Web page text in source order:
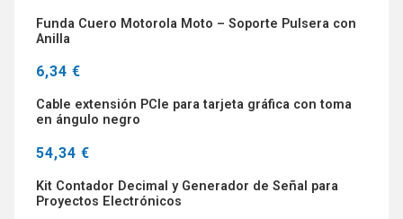
Funda Cuero Motorola Moto – Soporte Pulsera con
Anilla
6,34 €
Cable extensión PCIe para tarjeta gráfica con toma
en ángulo negro
54,34 €
Kit Contador Decimal y Generador de Señal para
Proyectos Electrónicos